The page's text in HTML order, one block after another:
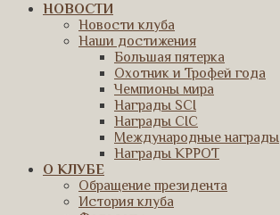
НОВОСТИ
Новости клуба
Наши достижения
Большая пятерка
Охотник и Трофей года
Чемпионы мира
Награды SCI
Награды CIC
Международные награды
Награды КРРОТ
О КЛУБЕ
Обращение президента
История клуба